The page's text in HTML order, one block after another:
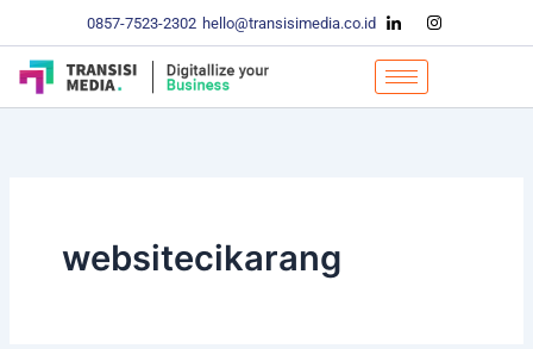
to
content
0857-7523-2302 hello@transisimedia.co.id
websitecikarang